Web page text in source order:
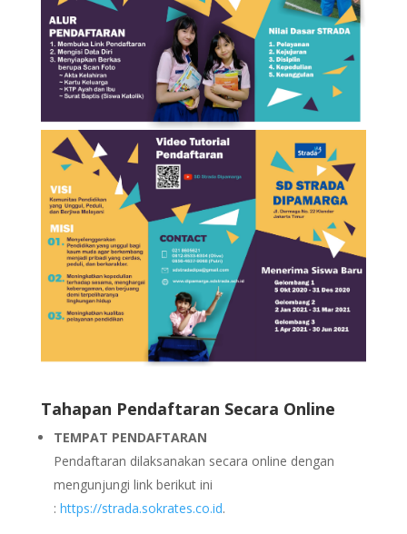
Tahapan Pendaftaran Secara Online
TEMPAT PENDAFTARAN
Pendaftaran dilaksanakan secara online dengan
mengunjungi link berikut ini
: https://strada.sokrates.co.id.